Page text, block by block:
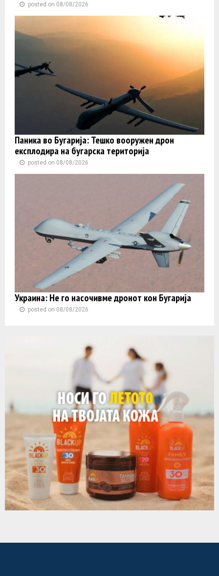
posted on 08/08/2026
Паника во Бугарија: Тешко вооружен дрон
експлодира на бугарска територија
posted on 08/08/2026
Украина: Не го насочивме дронот кон Бугарија
posted on 08/08/2026